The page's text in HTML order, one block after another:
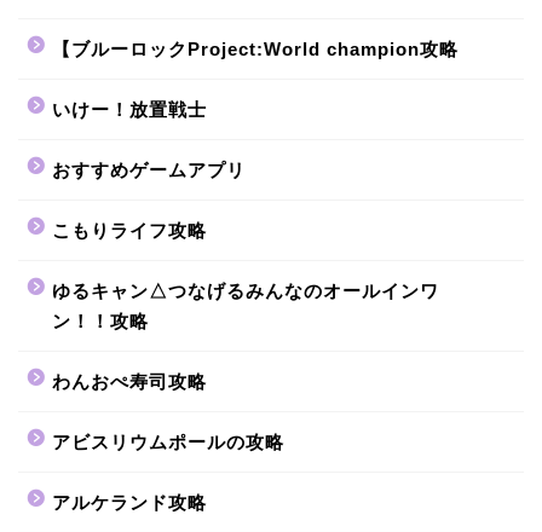
【ブルーロックProject:World champion攻略
いけー！放置戦士
おすすめゲームアプリ
こもりライフ攻略
ゆるキャン△つなげるみんなのオールインワ
ン！！攻略
わんおぺ寿司攻略
アビスリウムポールの攻略
アルケランド攻略